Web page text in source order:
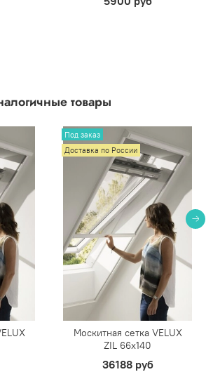
товары
Под заказ
Доставка по России
Москитная сетка VELUX
ZIL 66х140
36188 руб